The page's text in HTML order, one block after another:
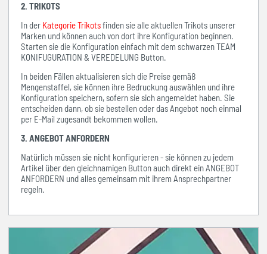
2. TRIKOTS
In der Kategorie Trikotsfinden sie alle aktuellen Trikots unserer
Marken und können auch von dort ihre Konfiguration beginnen.
Starten sie die Konfiguration einfach mit dem schwarzen TEAM
KONIFUGURATION & VEREDELUNG Button.
In beiden Fällen aktualisieren sich die Preise gemäß
Mengenstaffel, sie können ihre Bedruckung auswählen und ihre
Konfiguration speichern, sofern sie sich angemeldet haben. Sie
entscheiden dann, ob sie bestellen oder das Angebot noch einmal
per E-Mail zugesandt bekommen wollen.
3. ANGEBOT ANFORDERN
Natürlich müssen sie nicht konfigurieren - sie können zu jedem
Artikel über den gleichnamigen Button auch direkt ein ANGEBOT
ANFORDERN und alles gemeinsam mit ihrem Ansprechpartner
regeln.